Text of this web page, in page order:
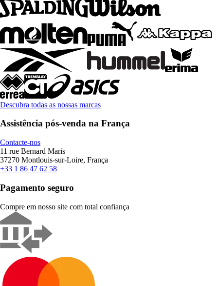
Descubra todas as nossas marcas
Assistência pós-venda na França
Contacte-nos
11 rue Bernard Maris
37270 Montlouis-sur-Loire, França
+33 1 86 47 62 58
Pagamento seguro
Compre em nosso site com total confiança